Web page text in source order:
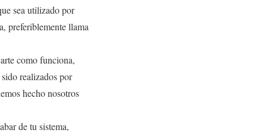
sea utilizado por
preferiblemente llama
como funciona,
realizados por
hecho nosotros
de tu sistema,